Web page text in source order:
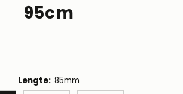
95cm
Lengte: 85mm